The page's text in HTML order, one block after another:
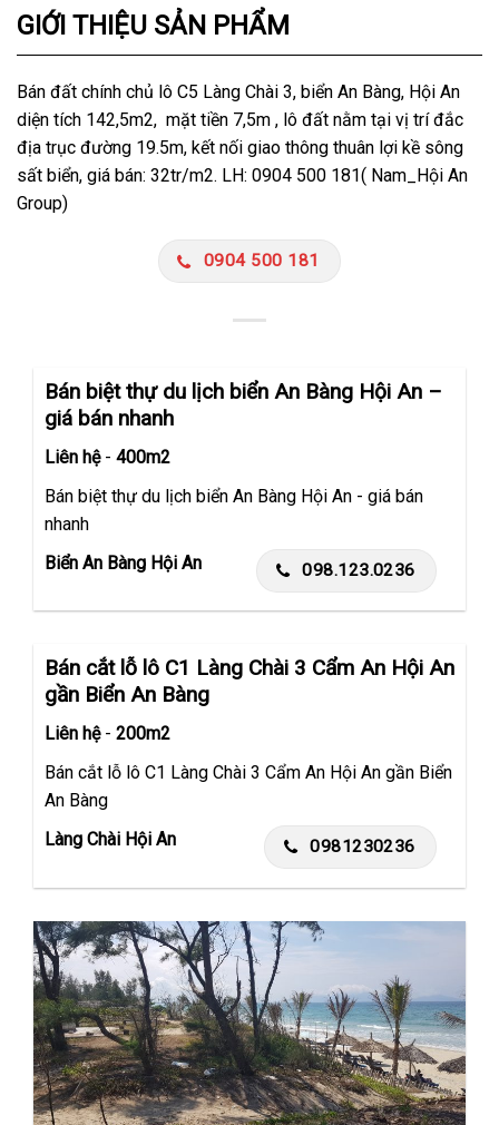
GIỚI THIỆU SẢN PHẨM
Bán đất chính chủ lô C5 Làng Chài 3, biển An Bàng, Hội An
diện tích 142,5m2, mặt tiền 7,5m , lô đất nằm tại vị trí đắc
địa trục đường 19.5m, kết nối giao thông thuân lợi kề sông
sất biển, giá bán: 32tr/m2. LH: 0904 500 181( Nam_Hội An
Group)
0904 500 181
Bán biệt thự du lịch biển An Bàng Hội An –
giá bán nhanh
Liên hệ- 400m2
Bán biệt thự du lịch biển An Bàng Hội An - giá bán
nhanh
Biển An Bàng Hội An
098.123.0236
Bán cắt lỗ lô C1 Làng Chài 3 Cẩm An Hội An
gần Biển An Bàng
Liên hệ- 200m2
Bán cắt lỗ lô C1 Làng Chài 3 Cẩm An Hội An gần Biển
An Bàng
Làng Chài Hội An
0981230236